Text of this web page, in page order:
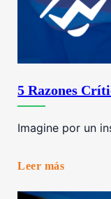
5 Razones
Imagine por un
Leer más